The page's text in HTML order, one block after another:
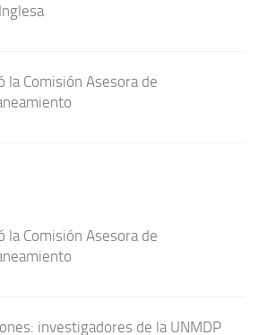
la Comisión Asesora de
la Comisión Asesora de
investigadores de la UNMDP